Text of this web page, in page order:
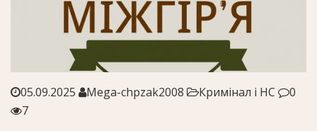
05.09.2025 Mega-chpzak2008 Кримінал і НС
0
7